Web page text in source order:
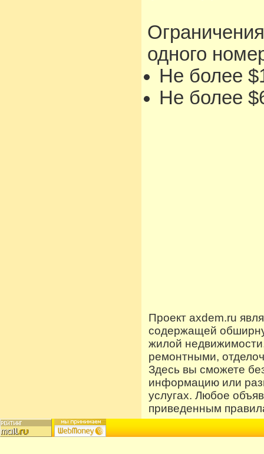
одного
Не более
Не более
Проект axdem.ru
содержащей
жилой
ремонтными,
Здесь вы сможете
информацию или
услугах. Любое
приведенным